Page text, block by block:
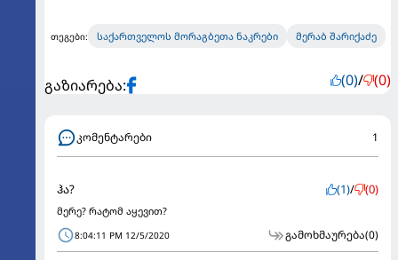
თეგები: საქართველოს მორაგბეთა ნაკრები მერაბ შარიქაძე
გაზიარება: (0)/ (0)
კომენტარები 1
ჰა? (1)/ (0)
მერე? რატომ აყევით?
8:04:11 PM 12/5/2020 გამოხმაურება(0)